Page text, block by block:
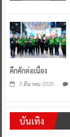
คึกคักต่อเนื่อง
5 มีนาคม 2026
บันเทิง